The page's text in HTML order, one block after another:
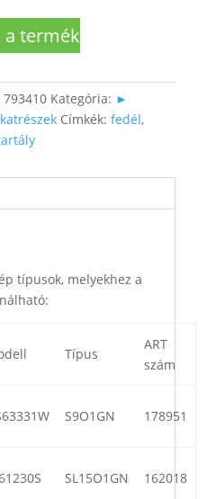
a termék
Kategória: ►
Címkék: fedél,
típusok, melyekhez a
Típus
ART
szám
S9O1GN 178951
SL15O1GN 162018